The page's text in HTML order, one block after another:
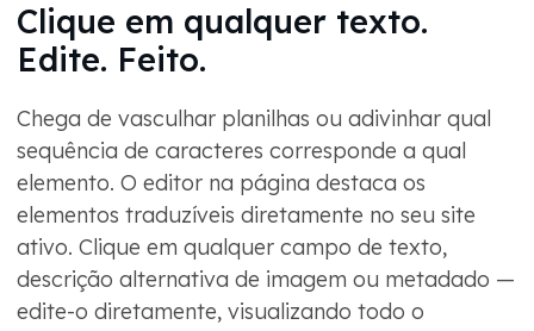
Clique em qualquer texto.
Edite. Feito.
Chega de vasculhar planilhas ou adivinhar qual
sequência de caracteres corresponde a qual
elemento. O editor na página destaca os
elementos traduzíveis diretamente no seu site
ativo. Clique em qualquer campo de texto,
descrição alternativa de imagem ou metadado —
edite-o diretamente, visualizando todo o